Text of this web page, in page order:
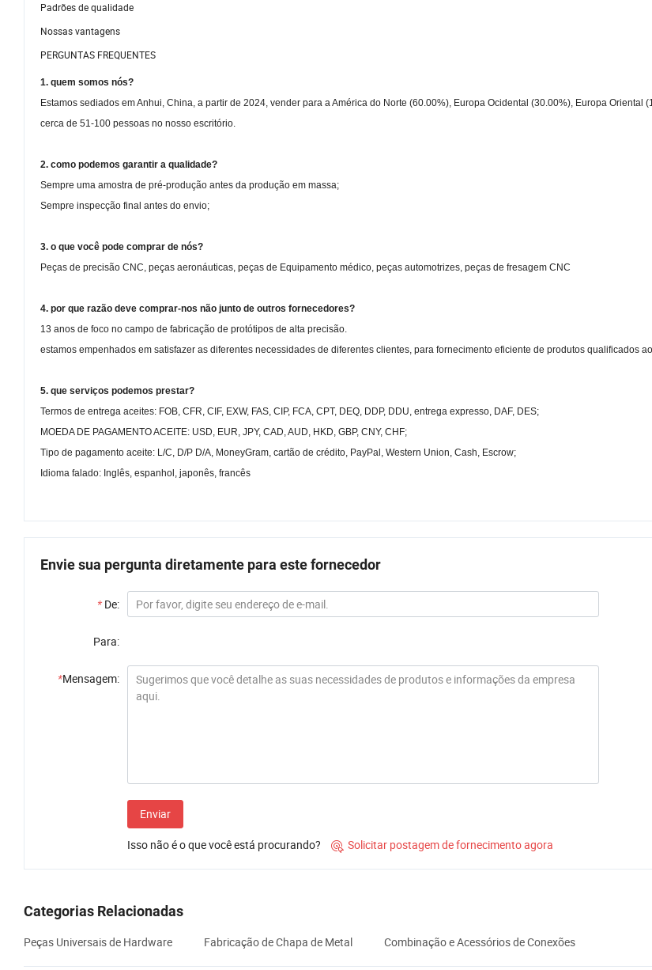
Padrões de qualidade
Nossas vantagens
PERGUNTAS FREQUENTES
1. quem somos nós?
Estamos sediados em Anhui, China, a partir de 2024, vender para a América do Norte (60.00%), Europa Ocidental (30.00%), Europa Oriental
cerca de 51-100 pessoas no nosso escritório.
2. como podemos garantir a qualidade?
Sempre uma amostra de pré-produção antes da produção em massa;
Sempre inspecção final antes do envio;
3. o que você pode comprar de nós?
Peças de precisão CNC, peças aeronáuticas, peças de Equipamento médico, peças automotrizes, peças de fresagem CNC
4. por que razão deve comprar-nos não junto de outros fornecedores?
13 anos de foco no campo de fabricação de protótipos de alta precisão.
estamos empenhados em satisfazer as diferentes necessidades de diferentes clientes, para fornecimento eficiente de produtos qualificados
5. que serviços podemos prestar?
Termos de entrega aceites: FOB, CFR, CIF, EXW, FAS, CIP, FCA, CPT, DEQ, DDP, DDU, entrega expresso, DAF, DES;
MOEDA DE PAGAMENTO ACEITE: USD, EUR, JPY, CAD, AUD, HKD, GBP, CNY, CHF;
Tipo de pagamento aceite: L/C, D/P D/A, MoneyGram, cartão de crédito, PayPal, Western Union, Cash, Escrow;
Idioma falado: Inglês, espanhol, japonês, francês
Envie sua pergunta diretamente para este fornecedor
* De:
Para:
*Mensagem:
Enviar
Isso não é o que você está procurando?  Solicitar postagem de fornecimento agora
Categorias Relacionadas
Peças Universais de Hardware Fabricação de Chapa de Metal Combinação e Acessórios de Conexões